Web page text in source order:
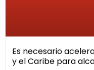
Es necesario
y el Caribe para